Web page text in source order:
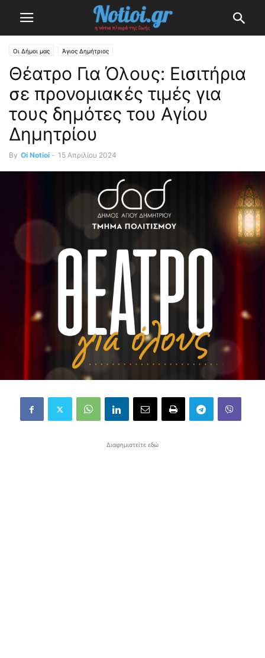
Οι Δήμοι μας Άγιος Δημήτριος
Θέατρο Για Όλους: Εισιτήρια
σε προνομιακές τιμές για
τους δημότες του Αγίου
Δημητρίου
By Oi Notioi - 15 Απριλίου 2024
Διαφημιστείτε εδώ